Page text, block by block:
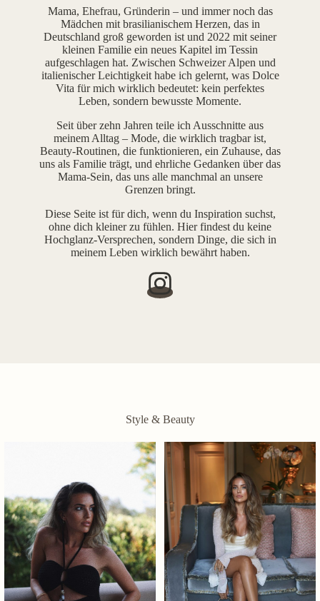
Mama, Ehefrau, Gründerin – und immer noch das
Mädchen mit brasilianischem Herzen, das in
Deutschland groß geworden ist und 2022 mit seiner
kleinen Familie ein neues Kapitel im Tessin
aufgeschlagen hat. Zwischen Schweizer Alpen und
italienischer Leichtigkeit habe ich gelernt, was Dolce
Vita für mich wirklich bedeutet: kein perfektes
Leben, sondern bewusste Momente.
Seit über zehn Jahren teile ich Ausschnitte aus
meinem Alltag – Mode, die wirklich tragbar ist,
Beauty-Routinen, die funktionieren, ein Zuhause, das
uns als Familie trägt, und ehrliche Gedanken über das
Mama-Sein, das uns alle manchmal an unsere
Grenzen bringt.
Diese Seite ist für dich, wenn du Inspiration suchst,
ohne dich kleiner zu fühlen. Hier findest du keine
Hochglanz-Versprechen, sondern Dinge, die sich in
meinem Leben wirklich bewährt haben.
Style & Beauty